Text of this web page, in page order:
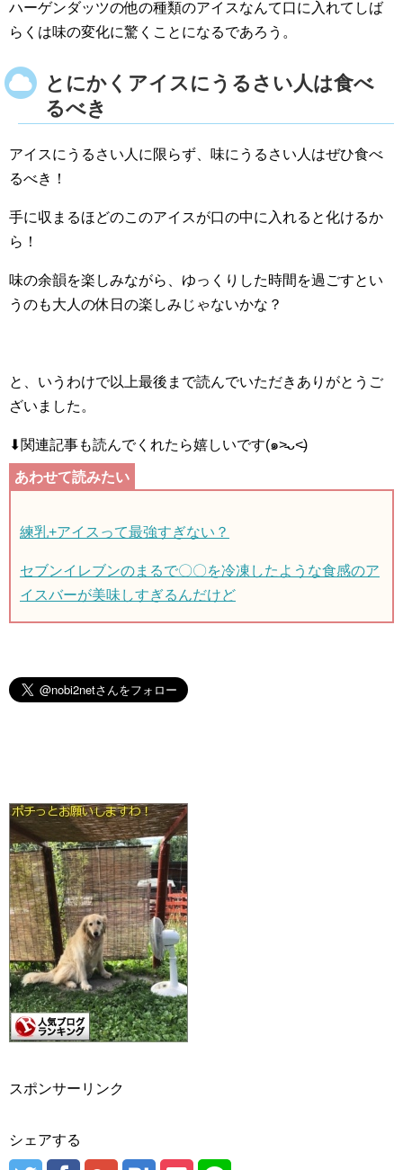
ハーゲンダッツの他の種類のアイスなんて口に入れてしば
らくは味の変化に驚くことになるであろう。
とにかくアイスにうるさい人は食べ
るべき
アイスにうるさい人に限らず、味にうるさい人はぜひ食べ
るべき！
手に収まるほどのこのアイスが口の中に入れると化けるか
ら！
味の余韻を楽しみながら、ゆっくりした時間を過ごすとい
うのも大人の休日の楽しみじゃないかな？
と、いうわけで以上最後まで読んでいただきありがとうご
ざいました。
⬇︎関連記事も読んでくれたら嬉しいです(๑˃̵ᴗ˂̵)
練乳+アイスって最強すぎない？
セブンイレブンのまるで〇〇を冷凍したような食感のア
イスバーが美味しすぎるんだけど
スポンサーリンク
シェアする